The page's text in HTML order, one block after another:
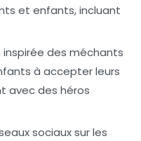
et enfants, incluant
inspirée des méchants
à accepter leurs
avec des héros
sociaux sur les